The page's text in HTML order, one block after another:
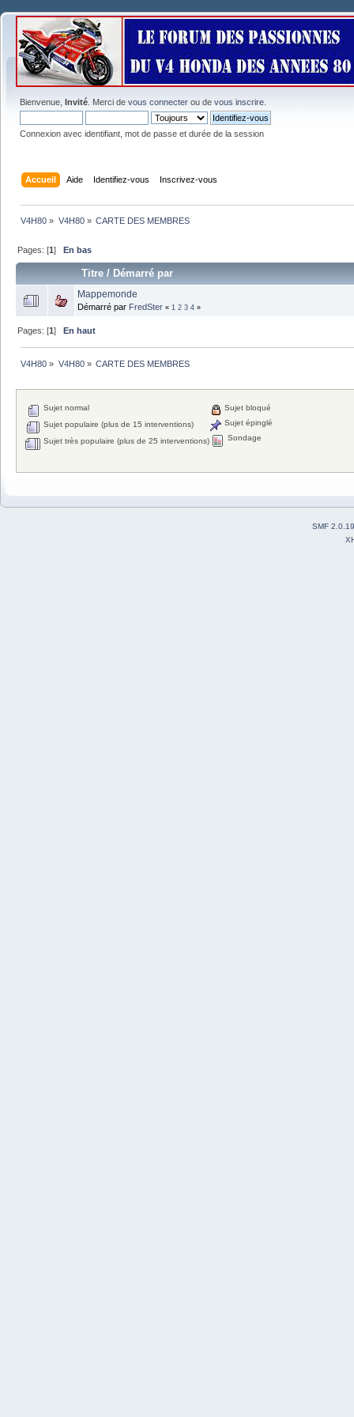
Bienvenue, Invité . Merci de vous connecter ou de vous inscrire
Connexion avec identifiant, mot de passe et durée de la session
Accueil Aide Identifiez-vous Inscrivez-vous
V4H80 » V4H80» CARTE DES MEMBRES
Pages: [1]En bas
Titre /Démarré par
Mappemonde
Démarré par FredSter « 1 2 3 4 »
Pages: [1]En haut
V4H80 » V4H80» CARTE DES MEMBRES
Sujet normal
Sujet populaire (plus de 15 interventions)
Sujet très populaire (plus de 25 interventions)
Sujet bloqué
Sujet épinglé
Sondage
SMF 2.0.19